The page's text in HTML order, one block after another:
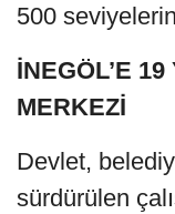
500
İNEGÖL’E
MERKEZİ
Devlet,
sürdürülen